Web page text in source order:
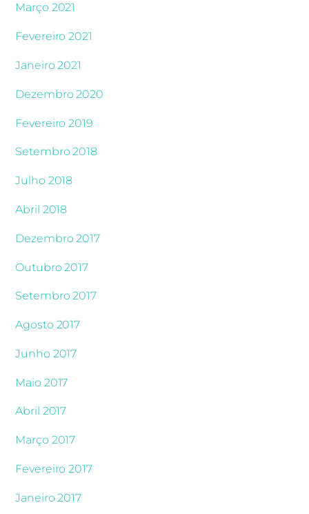
Março 2021
Fevereiro 2021
Janeiro 2021
Dezembro 2020
Fevereiro 2019
Setembro 2018
Julho 2018
Abril 2018
Dezembro 2017
Outubro 2017
Setembro 2017
Agosto 2017
Junho 2017
Maio 2017
Abril 2017
Março 2017
Fevereiro 2017
Janeiro 2017